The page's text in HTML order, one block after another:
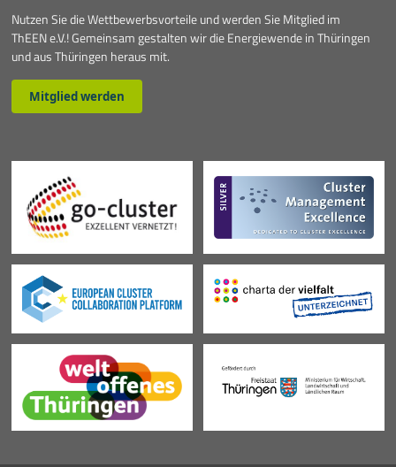
Nutzen Sie die Wettbewerbsvorteile und werden Sie Mitglied im
ThEEN e.V.! Gemeinsam gestalten wir die Energiewende in Thüringen
und aus Thüringen heraus mit.
Mitglied werden